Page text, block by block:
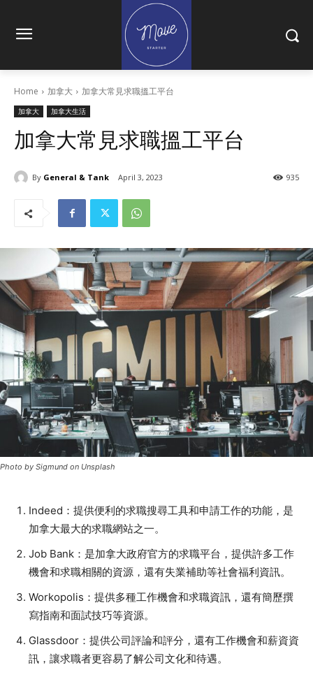
Home 加拿大 加拿大常見求職搵工平台
加拿大 加拿大生活
加拿大常見求職搵工平台
By General & Tank April 3, 2023 935
Photo by Sigmund on Unsplash
Indeed：提供便利的求職搜尋工具和申請工作的功能，是
加拿大最大的求職網站之一。
Job Bank：是加拿大政府官方的求職平台，提供許多工作
機會和求職相關的資源，還有失業補助等社會福利資訊。
Workopolis：提供多種工作機會和求職資訊，還有簡歷撰
寫指南和面試技巧等資源。
Glassdoor：提供公司評論和評分，還有工作機會和薪資資
訊，讓求職者更容易了解公司文化和待遇。